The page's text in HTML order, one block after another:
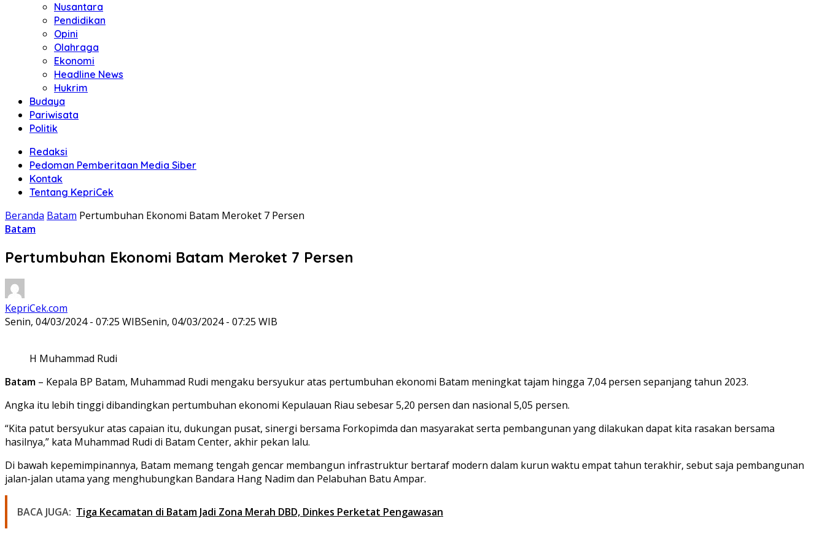
Nusantara
Pendidikan
Opini
Olahraga
Ekonomi
Headline News
Hukrim
Budaya
Pariwisata
Politik
Redaksi
Pedoman Pemberitaan Media Siber
Kontak
Tentang KepriCek
Beranda Batam Pertumbuhan Ekonomi Batam Meroket 7 Persen
Batam
Pertumbuhan Ekonomi Batam Meroket 7 Persen
KepriCek.com
Senin, 04/03/2024 - 07:25 WIBSenin, 04/03/2024 - 07:25 WIB
H Muhammad Rudi
Batam – Kepala BP Batam, Muhammad Rudi mengaku bersyukur atas pertumbuhan ekonomi Batam meningkat tajam hingga 7,04 persen sepanjang tahun 2023.
Angka itu lebih tinggi dibandingkan pertumbuhan ekonomi Kepulauan Riau sebesar 5,20 persen dan nasional 5,05 persen.
“Kita patut bersyukur atas capaian itu, dukungan pusat, sinergi bersama Forkopimda dan masyarakat serta pembangunan yang dilakukan dapat kita rasakan bersama
hasilnya,” kata Muhammad Rudi di Batam Center, akhir pekan lalu.
Di bawah kepemimpinannya, Batam memang tengah gencar membangun infrastruktur bertaraf modern dalam kurun waktu empat tahun terakhir, sebut saja pembangunan
jalan-jalan utama yang menghubungkan Bandara Hang Nadim dan Pelabuhan Batu Ampar.
BACA JUGA: Tiga Kecamatan di Batam Jadi Zona Merah DBD, Dinkes Perketat Pengawasan